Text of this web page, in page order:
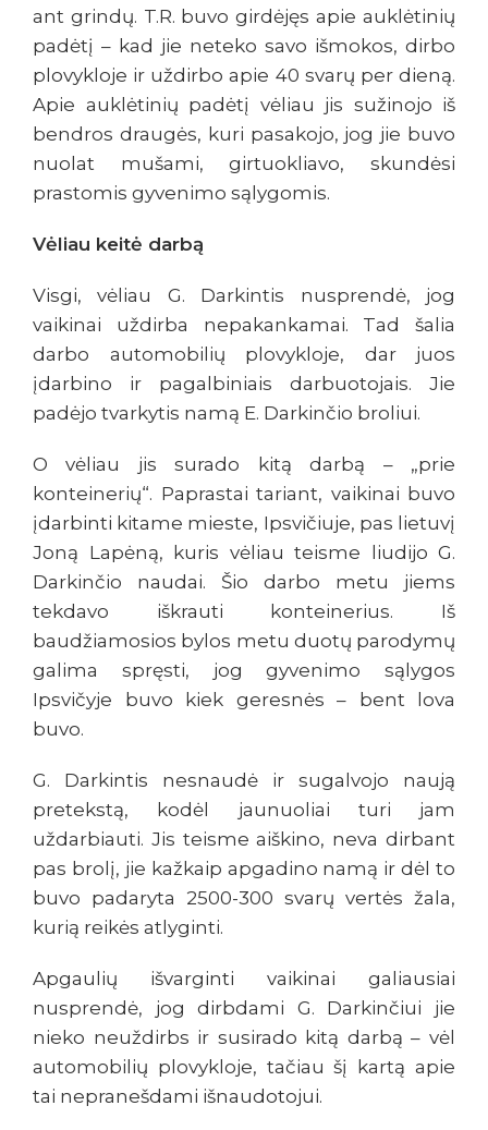
ant grindų. T.R. buvo girdėjęs apie auklėtinių
padėtį – kad jie neteko savo išmokos, dirbo
plovykloje ir uždirbo apie 40 svarų per dieną.
Apie auklėtinių padėtį vėliau jis sužinojo iš
bendros draugės, kuri pasakojo, jog jie buvo
nuolat mušami, girtuokliavo, skundėsi
prastomis gyvenimo sąlygomis.
Vėliau keitė darbą
Visgi, vėliau G. Darkintis nusprendė, jog
vaikinai uždirba nepakankamai. Tad šalia
darbo automobilių plovykloje, dar juos
įdarbino ir pagalbiniais darbuotojais. Jie
padėjo tvarkytis namą E. Darkinčio broliui.
O vėliau jis surado kitą darbą – „prie
konteinerių“. Paprastai tariant, vaikinai buvo
įdarbinti kitame mieste, Ipsvičiuje, pas lietuvį
Joną Lapėną, kuris vėliau teisme liudijo G.
Darkinčio naudai. Šio darbo metu jiems
tekdavo iškrauti konteinerius. Iš
baudžiamosios bylos metu duotų parodymų
galima spręsti, jog gyvenimo sąlygos
Ipsvičyje buvo kiek geresnės – bent lova
buvo.
G. Darkintis nesnaudė ir sugalvojo naują
pretekstą, kodėl jaunuoliai turi jam
uždarbiauti. Jis teisme aiškino, neva dirbant
pas brolį, jie kažkaip apgadino namą ir dėl to
buvo padaryta 2500-300 svarų vertės žala,
kurią reikės atlyginti.
Apgaulių išvarginti vaikinai galiausiai
nusprendė, jog dirbdami G. Darkinčiui jie
nieko neuždirbs ir susirado kitą darbą – vėl
automobilių plovykloje, tačiau šį kartą apie
tai nepranešdami išnaudotojui.